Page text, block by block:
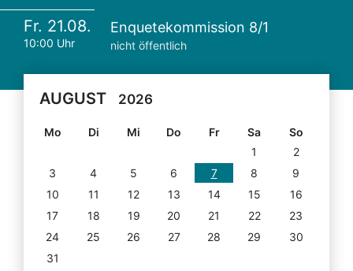
Fr. 21.08.
10:00 Uhr
Enquetekommission 8/1
nicht öffentlich
AUGUST 2026
Mo Di Mi Do Fr Sa
So
1
2
3
4 5 6 7 8
9
10
11 12 13 14 15
16
17
18 19 20 21 22
23
24
25 26 27 28 29
30
31